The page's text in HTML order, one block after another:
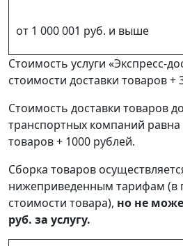
от 1 000 001 руб. и выше
Стоимость услуги «Экспресс-
стоимости доставки товаров +
Стоимость доставки товаров
транспортных компаний равна
товаров + 1000 рублей.
Сборка товаров
нижеприведенным тарифам (в
стоимости товара), но не
руб. за услугу.